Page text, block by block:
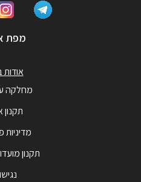
מפת
אודות
מחלקה
מדיניות
תקנון